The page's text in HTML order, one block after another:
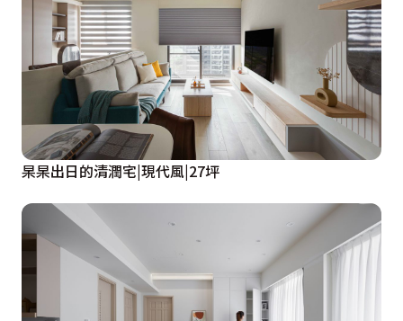
杲杲出日的清潤宅|現代風|27坪